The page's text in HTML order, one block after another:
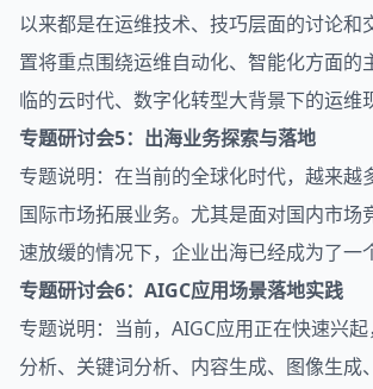
以来都是在运维技术、技巧层面的讨论和
置将重点围绕运维自动化、智能化方面的
临的云时代、数字化转型大背景下的运维
专题研讨会5：出海业务探索与落地
专题说明：在当前的全球化时代，越来越
国际市场拓展业务。尤其是面对国内市场
速放缓的情况下，企业出海已经成为了一
专题研讨会6：AIGC应用场景落地实践
专题说明：当前，AIGC应用正在快速兴
分析、关键词分析、内容生成、图像生成